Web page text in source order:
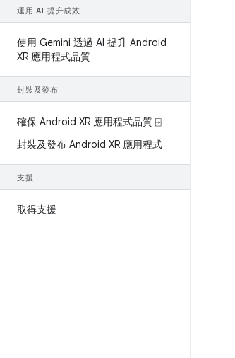
運用 AI 提升成效
使用 Gemini 透過 AI 提升 Android
XR 應用程式品質
封裝及發布
確保 Android XR 應用程式品質 ⍈
封裝及發布 Android XR 應用程式
支援
取得支援